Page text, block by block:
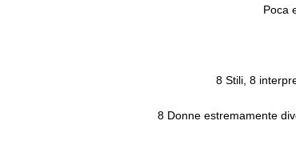
Poca
8 Stili, 8
8 Donne estremamente